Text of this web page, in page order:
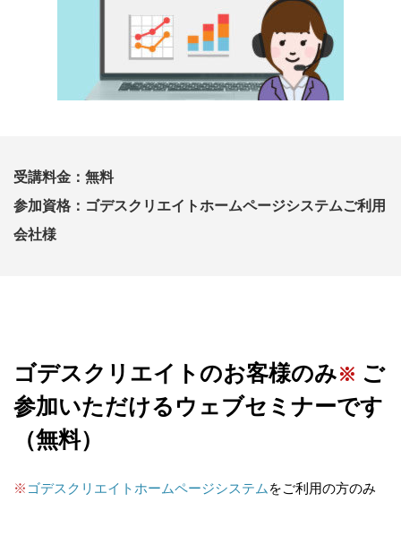
受講料金：無料
参加資格：ゴデスクリエイトホームページシステムご利用
会社様
ゴデスクリエイトのお客様のみ※ ご
参加いただけるウェブセミナーです
（無料）
※ ゴデスクリエイトホームページシステム をご利用の方のみ